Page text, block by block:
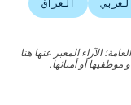
العراق
الآراء المعبر عنها هنا
أو أمنائها.